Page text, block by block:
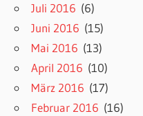
Juli 2016 (6)
Juni 2016 (15)
Mai 2016 (13)
April 2016 (10)
März 2016 (17)
Februar 2016 (16)